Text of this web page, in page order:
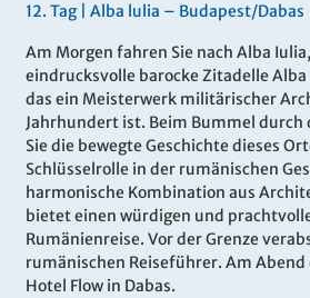
12. Tag | Alba lulia – Budapest/Dabas
Am Morgen fahren Sie nach Alba
eindrucksvolle barocke Zitadelle
das ein Meisterwerk militärischer
Jahrhundert ist. Beim Bummel durch
Sie die bewegte Geschichte dieses
Schlüsselrolle in der rumänischen
harmonische Kombination aus
bietet einen würdigen und
Rumänienreise. Vor der Grenze
rumänischen Reiseführer. Am Abend
Hotel Flow in Dabas.